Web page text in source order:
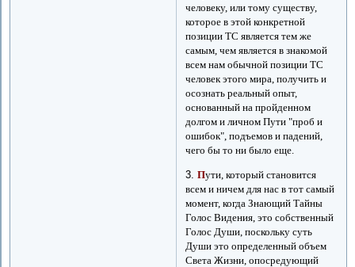
человеку, или тому существу,
которое в этой конкретной
позиции ТС является тем же
самым, чем является в знакомой
всем нам обычной позиции ТС
человек этого мира, получить и
осознать реальный опыт,
основанный на пройденном
долгом и личном Пути "проб и
ошибок", подъемов и падений,
чего бы то ни было еще.
3.Пути, который становится
всем и ничем для нас в тот самый
момент, когда Знающий Тайны
Голос Видения, это собственный
Голос Души, поскольку суть
Души это определенный объем
Света Жизни, опосредующий